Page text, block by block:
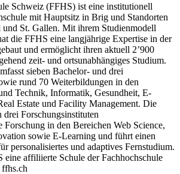
Schweiz (FFHS) ist eine institutionell
mit Hauptsitz in Brig und Standorten
St. Gallen. Mit ihrem Studienmodell
die FFHS eine langjährige Expertise in der
und ermöglicht ihren aktuell 2’900
zeit- und ortsunabhängiges Studium.
sieben Bachelor- und drei
rund 70 Weiterbildungen in den
Technik, Informatik, Gesundheit, E-
Estate und Facility Management. Die
Forschungsinstituten
Forschung in den Bereichen Web Science,
sowie E-Learning und führt einen
personalisiertes und adaptives Fernstudium.
eine affiliierte Schule der Fachhochschule